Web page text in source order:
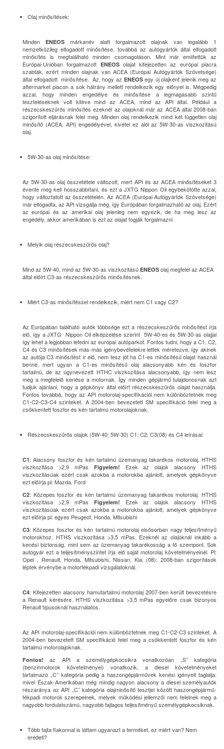
Olaj minősítések:
Minden ENEOS márkanév alatt forgalmazott olajnak van legalább 1
nemzetközileg elfogadott minősítése, továbbá az autógyártók által elfogadott
minősítés is megtalálható minden csomagoláson. Mint már említettük az
Európai-Unióban forgalmazott ENEOSolajat kifejezetten az európai piacra
szabták, ezért minden olajnak van ACEA (Európai Autógyártók Szövetsége)
által elfogadott minősítése. Az, hogy az ENEOSegy új olajként jelenik meg az
aftermarket piacon a sok hátrány mellett rendelkezik egy előnyel is. Mégpedig
azzal, hogy minden engedélye és minősítése a legmagasabb szintű
teszteléseknek volt kitéve mind az ACEA, mind az API által. Például a
részecskeszűrős minősítés ezeknél az olajoknál már az ACEA által 2008-ban
szigorított eljárásnak felel meg. Minden olaj rendelkezik mind két független olaj
minősítő (ACEA, API) engedélyével, kivétel ez alól az 5W-30-as viszkozitású
olaj.
5W-30-as olaj minősítése:
Az 5W-30-as olaj összetétele változott, mert API és az ACEA minősítéseket 3
évente meg kell hosszabbítani, és ezt a JXTG Nippon Oil egybekötötte azzal,
hogy változtatott az összetételén. Az ACEA (Európai Autógyártók Szövetsége)
már elfogadta, az API vizsgálja még, így Európában forgalmazható az olaj. Ezért
az európai és az amerikai olaj jelenleg nem egyezik, de ha meg lesz az
engedély, akkor amerikában is ezt az olajat fogják forgalmazni
Melyik olaj részecskeszűrős olaj?
Mind az 5W-40, mind az 5W-30-as viszkozitású ENEOS olaj megfelel az ACEA
által előírt C3-as részecskeszűrős minősítésnek.
Miért C3-as minősítéssel rendelkezik, miért nem C1 vagy C2?
Az Európában található autók többsége ezt a részecskeszűrős minősítést írja
elő, így a JXTG Nippon Oil elképzelése szerint 5W-40-es és 5W-30-as olajjal
így lehet a legjobban lefedni az európai autóparkot. Fontos tudni, hogy a C1, C2,
C4 és C3 minősítések más-más igénybevételekre lettek méretezve, így akinek
az autója C3 minősítést ír elő, nem tesz jót ha C1-es minősítésű olajat használ
benne, mert ugyan a C1-es minősítésű olaj alacsonyabb kén és foszfor
tartalmú, de az úgynevezett HTHC viszkozitása alacsonyabb, így nem lesz
meg a megfelelő kenése a motornak. Így minden gépjármű tulajdonosnak azt
tudjuk ajánlani, hogy a gépkönyv által előírt részecskeszűrős olajat használja.
Fontos továbbá, hogy az API motorolaj-specifikációi nem különböztetnek meg
C1-C2-C3-C4 szinteket. A 2004-ben bevezetett SM specifikáció felel meg a
csökkentett foszfor és kén tartalmú motorolajoknak.
Részecskeszűrős olajok (5W-40; 5W-30) C1; C2; C3(08) és C4 leírásai:
C1: Alacsony foszfor és kén tartalmú üzemanyag takarékos motorolaj. HTHS
viszkozitása >2,9 mPas Figyelem! Ezek az olajok alacsony HTHS
viszkozitásúak ezért csak azokba a motorokba ajánlott, amelyek gépkönyve
ezt előírja pl: Mazda, Ford
C2: Közepes foszfor és kén tartalmú üzemanyag takarékos motorolaj. HTHS
viszkozitása >2,9 mPas Figyelem! Ezek az olajok alacsony HTHS
viszkozitásúak ezért csak azokba a motorokba ajánlott, amelyek gépkönyve
ezt előírja pl: egyes Peugeot, Honda, Mitsubishi
C3: Közepes foszfor és kén tartalmú motorolaj elsősorban nagy teljesítményű
motorokhoz. HTHS viszkozitása >3,5 mPas. Ezeknél az olajoknál inkább a
kenési biztonság, mint sem az üzemanyag takarékosság a fő szempont. Sok
autógyár ezt a teljesítményszintet írja elő saját motorolaj követelményeinél. Pl:
Opel , Renault, Honda, Mitsubishi, Nissan, Kia. (08): 2008-ban szigorítások
léptek érvénybe a motorfékpadi vizsgálatoknál.
C4: Kifejezetten alacsony hamutartalmú motorolaj 2007-ben került bevezetésre
a Renault kérésére. HTHS viszkozitása >3,5 mPas egyelőre csak bizonyos
Renault típusoknál használatos.
Az API motorolaj-specifikációi nem különböztetnek meg C1-C2-C3 szinteket. A
2004-ben bevezetett SM specifikáció felel meg a csökkentett foszfor és kén
tartalmú motorolajoknak.
Fontos! az API a személygépkocsikra vonatkozóan „S˝ kategória
(benzinmotorok követelményei) vonatkozik, a diesel követelményeket
tartalmazó „C˝ kategória pedig a haszongépjárművek kenési igényeit taglalja:
mivel Észak-Amerikában még mindig nagyon alacsony a diesel személyautók
részaránya az API „C˝ kategória olajminősítő tesztjei között haszongépjármű-
fékpadi motorok szerepelnek, melyek működési jellemzői nem felelnek meg a
nagyobb fordulatszámú, nagyobb fajlagos teljesítményű személygépkocsiknak.
Több fajta flakonnal is láttam ugyanazt a terméket, ez miért van? Nem
eredeti?